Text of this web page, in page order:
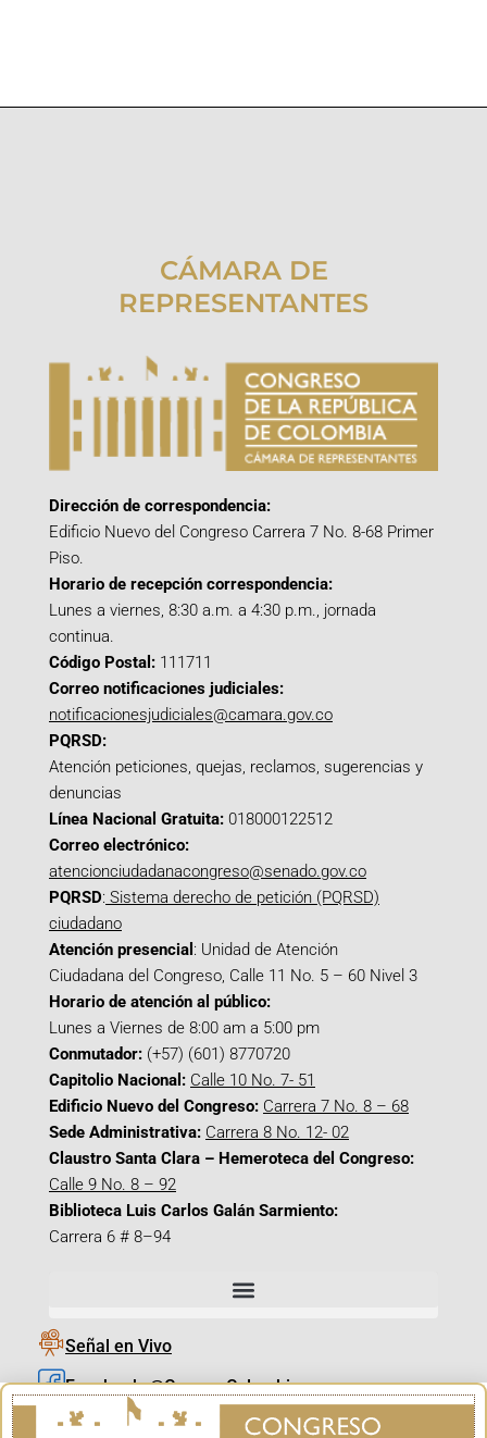
CÁMARA DE
REPRESENTANTES
Dirección de correspondencia:
Edificio Nuevo del Congreso Carrera 7 No. 8-68 Primer
Piso.
Horario de recepción correspondencia:
Lunes a viernes, 8:30 a.m. a 4:30 p.m., jornada
continua.
Código Postal: 111711
Correo notificaciones judiciales:
notificacionesjudiciales@camara.gov.co
PQRSD:
Atención peticiones, quejas, reclamos, sugerencias y
denuncias
Línea Nacional Gratuita: 018000122512
Correo electrónico:
atencionciudadanacongreso@senado.gov.co
PQRSD: Sistema derecho de petición (PQRSD)
ciudadano
Atención presencial : Unidad de Atención
Ciudadana del Congreso, Calle 11 No. 5 – 60 Nivel 3
Horario de atención al público:
Lunes a Viernes de 8:00 am a 5:00 pm
Conmutador: (+57) (601) 8770720
Capitolio Nacional: Calle 10 No. 7- 51
Edificio Nuevo del Congreso: Carrera 7 No. 8 – 68
Sede Administrativa: Carrera 8 No. 12- 02
Claustro Santa Clara – Hemeroteca del Congreso:
Calle 9 No. 8 – 92
Biblioteca Luis Carlos Galán Sarmiento:
Carrera 6 # 8–94
Señal en Vivo
Facebook_@CamaraColombia
Instagram_@CamaraColombia